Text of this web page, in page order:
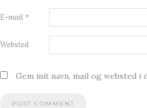
E-mail *
Websted
Gem mit navn, mail og websted